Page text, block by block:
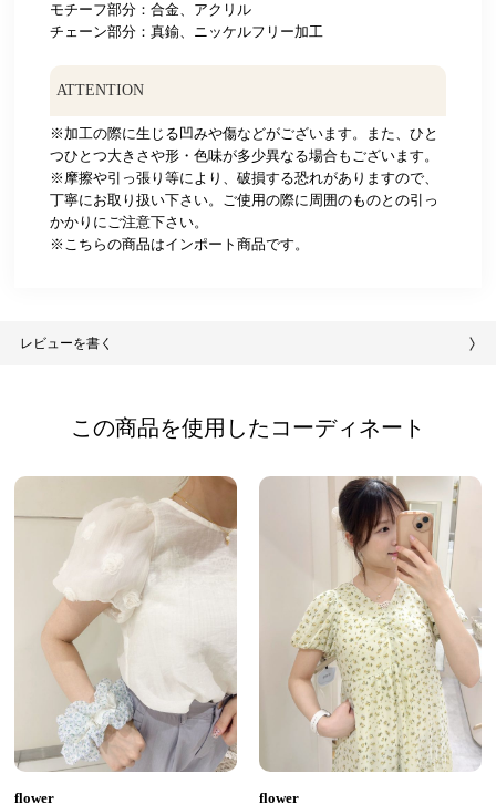
モチーフ部分：合金、アクリル
チェーン部分：真鍮、ニッケルフリー加工
ATTENTION
※加工の際に生じる凹みや傷などがございます。また、ひと
つひとつ大きさや形・色味が多少異なる場合もございます。
※摩擦や引っ張り等により、破損する恐れがありますので、
丁寧にお取り扱い下さい。ご使用の際に周囲のものとの引っ
かかりにご注意下さい。
※こちらの商品はインポート商品です。
レビューを書く
この商品を使用したコーディネート
flower flower